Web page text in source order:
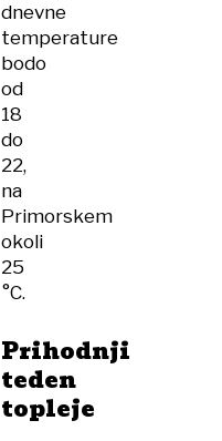
dnevne
temperature
bodo
od
18
do
22,
na
Primorskem
okoli
25
°C.
Prihodnji
teden
topleje